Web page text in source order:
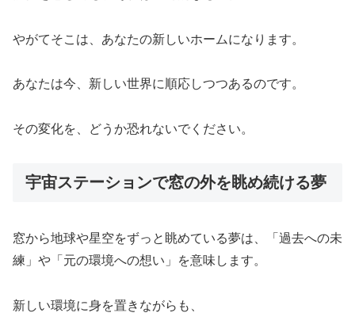
やがてそこは、あなたの新しいホームになります。
あなたは今、新しい世界に順応しつつあるのです。
その変化を、どうか恐れないでください。
宇宙ステーションで窓の外を眺め続ける夢
窓から地球や星空をずっと眺めている夢は、「過去への未
練」や「元の環境への想い」を意味します。
新しい環境に身を置きながらも、